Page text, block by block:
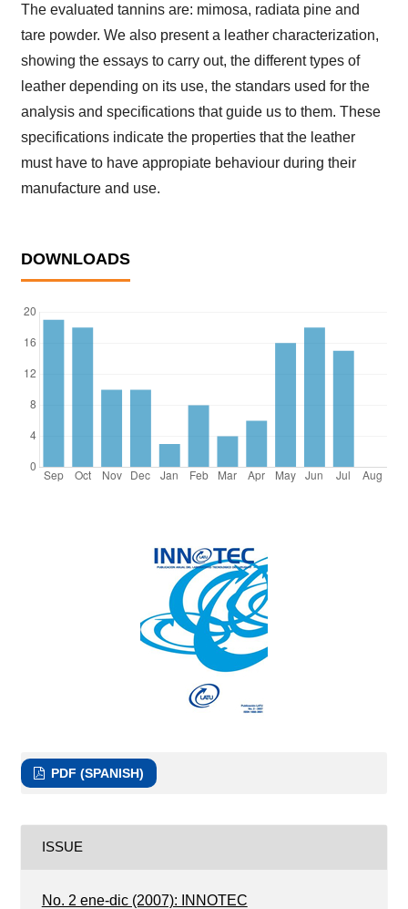
The evaluated tannins are: mimosa, radiata pine and
tare powder. We also present a leather characterization,
showing the essays to carry out, the different types of
leather depending on its use, the standars used for the
analysis and specifications that guide us to them. These
specifications indicate the properties that the leather
must have to have appropiate behaviour during their
manufacture and use.
DOWNLOADS
PDF (SPANISH)
ISSUE
No. 2 ene-dic (2007): INNOTEC